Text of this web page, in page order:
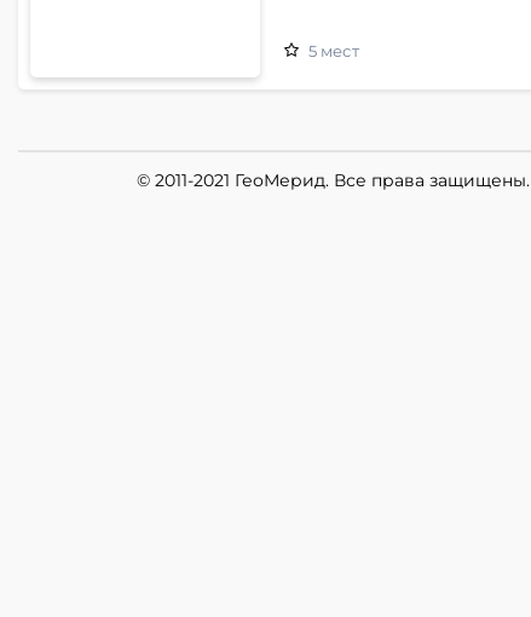
5 мест
© 2011-2021 ГеоМерид. Все права защищены.